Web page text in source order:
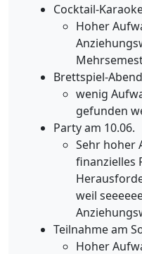
Cocktail-
Hoher
Brettspiel-
wenig
gefunden
Party am 10.06.
Sehr hoher
finanzielles
weil
Teilnahme am
Hoher